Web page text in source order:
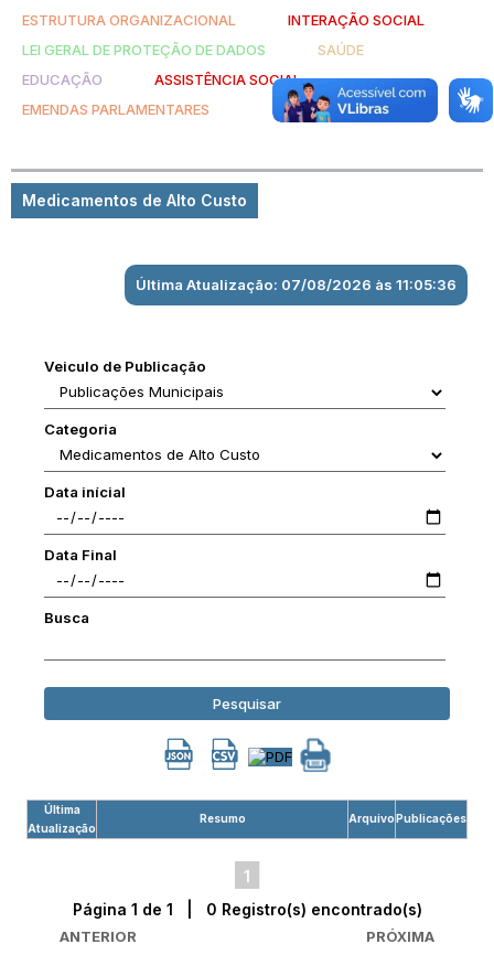
ESTRUTURA ORGANIZACIONAL
INTERAÇÃO SOCIAL
LEI GERAL DE PROTEÇÃO DE DADOS
SAÚDE
EDUCAÇÃO
ASSISTÊNCIA SOCIAL
EMENDAS PARLAMENTARES
Medicamentos de Alto Custo
Última Atualização: 07/08/2026 às 11:05:36
Veiculo de Publicação
Categoria
Data inícial
Data Final
Busca
Pesquisar
Última
Atualização
Resumo ArquivoPublicações
1
ANTERIOR
Página 1 de 1 | 0 Registro(s) encontrado(s)
PRÓXIMA